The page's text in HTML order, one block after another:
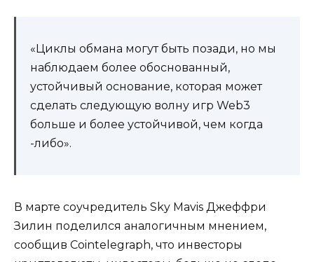
«Циклы обмана могут быть позади, но мы
наблюдаем более обоснованный,
устойчивый основание, которая может
сделать следующую волну игр Web3
больше и более устойчивой, чем когда
-либо».
В марте соучредитель Sky Mavis Джеффри
Зилин поделился аналогичным мнением,
сообщив Cointelegraph, что инвесторы